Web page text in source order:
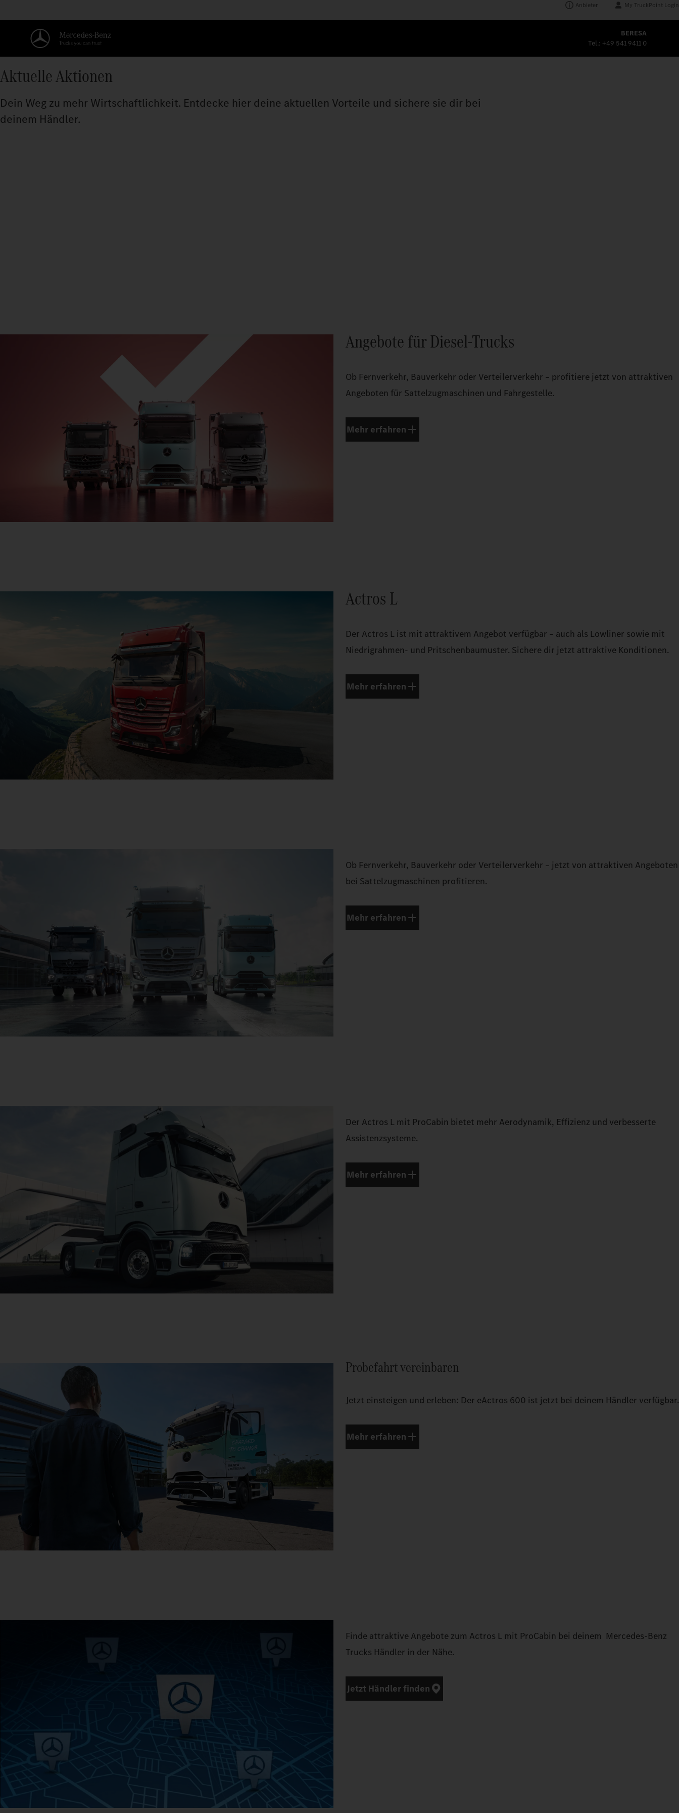
Anbieter My TruckPoint Login
BERESA
Tel.: +49 541 9411 0
Aktuelle Aktionen
Dein Weg zu mehr Wirtschaftlichkeit. Entdecke hier deine aktuellen Vorteile und sichere sie dir bei
deinem Händler.
Angebote für Diesel-Trucks
Ob Fernverkehr, Bauverkehr oder Verteilerverkehr – profitiere jetzt von attraktiven
Angeboten für Sattelzugmaschinen und Fahrgestelle.
Mehr erfahren
Actros L
Der Actros L ist mit attraktivem Angebot verfügbar – auch als Lowliner sowie mit
Niedrigrahmen- und Pritschenbaumuster. Sichere dir jetzt attraktive Konditionen.
Mehr erfahren
Ob Fernverkehr, Bauverkehr oder Verteilerverkehr – jetzt von attraktiven Angeboten
bei Sattelzugmaschinen profitieren.
Mehr erfahren
Der Actros L mit ProCabin bietet mehr Aerodynamik, Effizienz und verbesserte
Assistenzsysteme.
Mehr erfahren
Probefahrt vereinbaren
Jetzt einsteigen und erleben: Der eActros 600 ist jetzt bei deinem Händler verfügbar.
Mehr erfahren
Finde attraktive Angebote zum Actros L mit ProCabin bei deinem Mercedes‑Benz
Trucks Händler in der Nähe.
Jetzt Händler finden